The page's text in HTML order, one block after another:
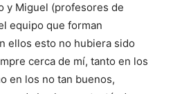
y Miguel (profesores de
equipo que forman
ellos esto no hubiera sido
cerca de mí, tanto en los
en los no tan buenos,